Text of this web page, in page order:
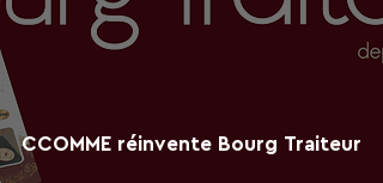
CCOMME réinvente Bourg Traiteur